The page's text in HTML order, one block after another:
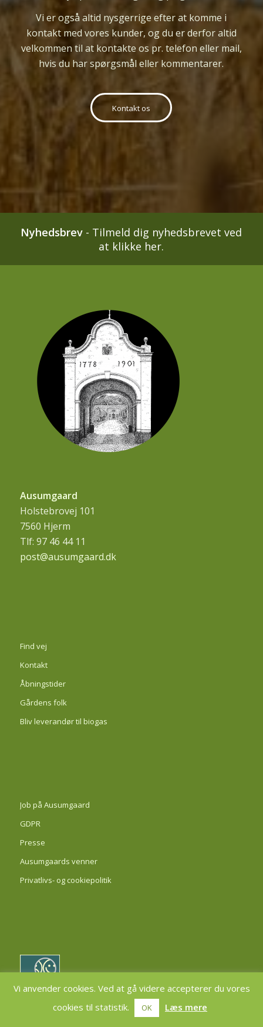
Vi erogsåaltid nysgerrige efter at komme i
kontakt med vores kunder, og du er derfor altid
velkommen til at kontakte os pr. telefon eller mail,
hvis du har spørgsmål eller kommentarer.
Kontakt os
Nyhedsbrev - Tilmeld dig nyhedsbrevet ved
at klikke her.
Ausumgaard
Holstebrovej 101
7560 Hjerm
Tlf: 97 46 44 11
post@ausumgaard.dk
Find vej
Kontakt
Åbningstider
Gårdens folk
Bliv leverandør til biogas
Job på Ausumgaard
GDPR
Presse
Ausumgaards venner
Privatlivs- og cookiepolitik
Vi anvender cookies. Ved at gå videre accepterer du vores
cookies til statistik.
OK Læs mere